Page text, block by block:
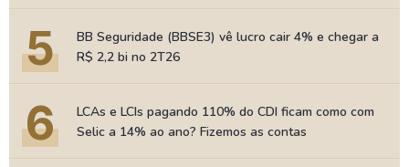
5
BB Seguridade (BBSE3) vê lucro cair 4% e chegar a
R$ 2,2 bi no 2T26
6
LCAs e LCIs pagando 110% do CDI ficam como com
Selic a 14% ao ano? Fizemos as contas